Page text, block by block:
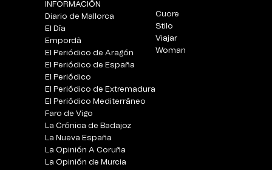
INFORMACIÓN
Diario de Mallorca
El Día
Empordà
El Periódico de Aragón
El Periódico de España
El Periódico
El Periódico de Extremadura
El Periódico Mediterráneo
Faro de Vigo
La Crónica de Badajoz
La Nueva España
La Opinión A Coruña
La Opinión de Murcia
Cuore
Stilo
Viajar
Woman